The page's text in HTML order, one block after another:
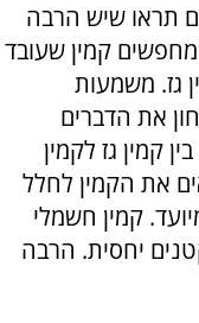
תראו שיש הרבה
קמין שעובד
גז. משמעות
את הדברים
קמין גז לקמין
את הקמין לחלל
קמין חשמלי
יחסית. הרבה